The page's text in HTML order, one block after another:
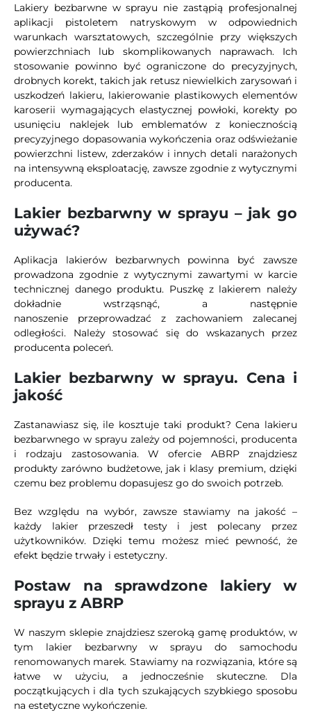
Lakiery bezbarwne w sprayu nie zastąpią profesjonalnej
aplikacji pistoletem natryskowym w odpowiednich
warunkach warsztatowych, szczególnie przy większych
powierzchniach lub skomplikowanych naprawach. Ich
stosowanie powinno być ograniczone do precyzyjnych,
drobnych korekt, takich jak retusz niewielkich zarysowań i
uszkodzeń lakieru, lakierowanie plastikowych elementów
karoserii wymagających elastycznej powłoki, korekty po
usunięciu naklejek lub emblematów z koniecznością
precyzyjnego dopasowania wykończenia oraz odświeżanie
powierzchni listew, zderzaków i innych detali narażonych
na intensywną eksploatację, zawsze zgodnie z wytycznymi
producenta.
Lakier bezbarwny w sprayu – jak go
używać?
Aplikacja lakierów bezbarwnych powinna być zawsze
prowadzona zgodnie z wytycznymi zawartymi w karcie
technicznej danego produktu. Puszkę z lakierem należy
dokładnie wstrząsnąć, a następnie
nanoszenie przeprowadzać z zachowaniem zalecanej
odległości. Należy stosować się do wskazanych przez
producenta poleceń.
Lakier bezbarwny w sprayu. Cena i
jakość
Zastanawiasz się, ile kosztuje taki produkt? Cena lakieru
bezbarwnego w sprayu zależy od pojemności, producenta
i rodzaju zastosowania. W ofercie ABRP znajdziesz
produkty zarówno budżetowe, jak i klasy premium, dzięki
czemu bez problemu dopasujesz go do swoich potrzeb.
Bez względu na wybór, zawsze stawiamy na jakość –
każdy lakier przeszedł testy i jest polecany przez
użytkowników. Dzięki temu możesz mieć pewność, że
efekt będzie trwały i estetyczny.
Postaw na sprawdzone lakiery w
sprayu z ABRP
W naszym sklepie znajdziesz szeroką gamę produktów, w
tym lakier bezbarwny w sprayu do samochodu
renomowanych marek. Stawiamy na rozwiązania, które są
łatwe w użyciu, a jednocześnie skuteczne. Dla
początkujących i dla tych szukających szybkiego sposobu
na estetyczne wykończenie.